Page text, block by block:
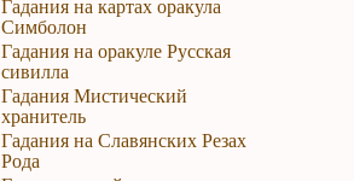
Гадания на картах оракула
Симболон
Гадания на оракуле Русская
сивилла
Гадания Мистический
хранитель
Гадания на Славянских Резах
Рода